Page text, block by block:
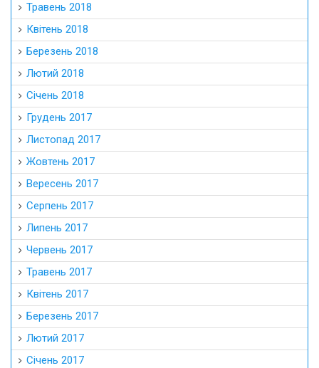
Травень 2018
Квітень 2018
Березень 2018
Лютий 2018
Січень 2018
Грудень 2017
Листопад 2017
Жовтень 2017
Вересень 2017
Серпень 2017
Липень 2017
Червень 2017
Травень 2017
Квітень 2017
Березень 2017
Лютий 2017
Січень 2017